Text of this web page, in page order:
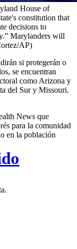
House of
constitution that
decisions to
Marylanders will
AP)
si protegerán o
se encuentran
como Arizona y
del Sur y Missouri.
News que
para la comunidad
en la población